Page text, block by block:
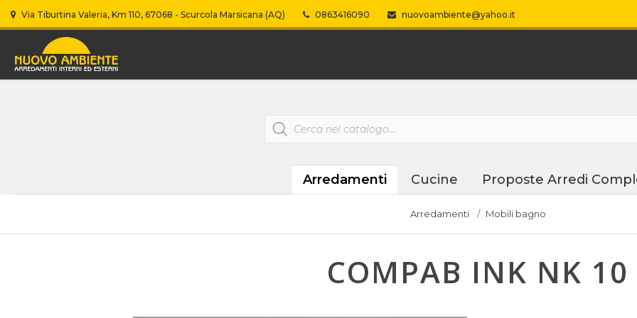
Via Tiburtina Valeria, Km 110, 67068 - Scurcola Marsicana (AQ) 0863416090 nuovoambiente@yahoo.it
Products
search
Arredamenti Cucine Proposte Arredi
Arredamenti Mobili bagno
COMPAB INK NK 10